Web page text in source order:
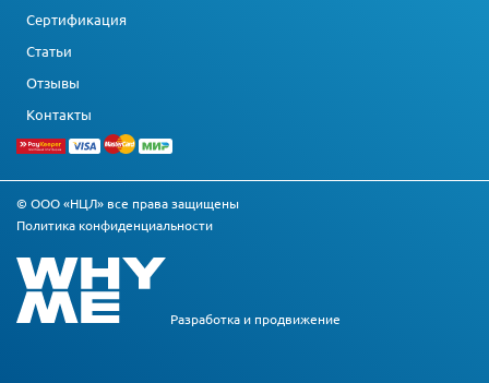
Сертификация
Статьи
Отзывы
Контакты
© ООО «НЦЛ» все права защищены
Политика конфиденциальности
Разработка и продвижение